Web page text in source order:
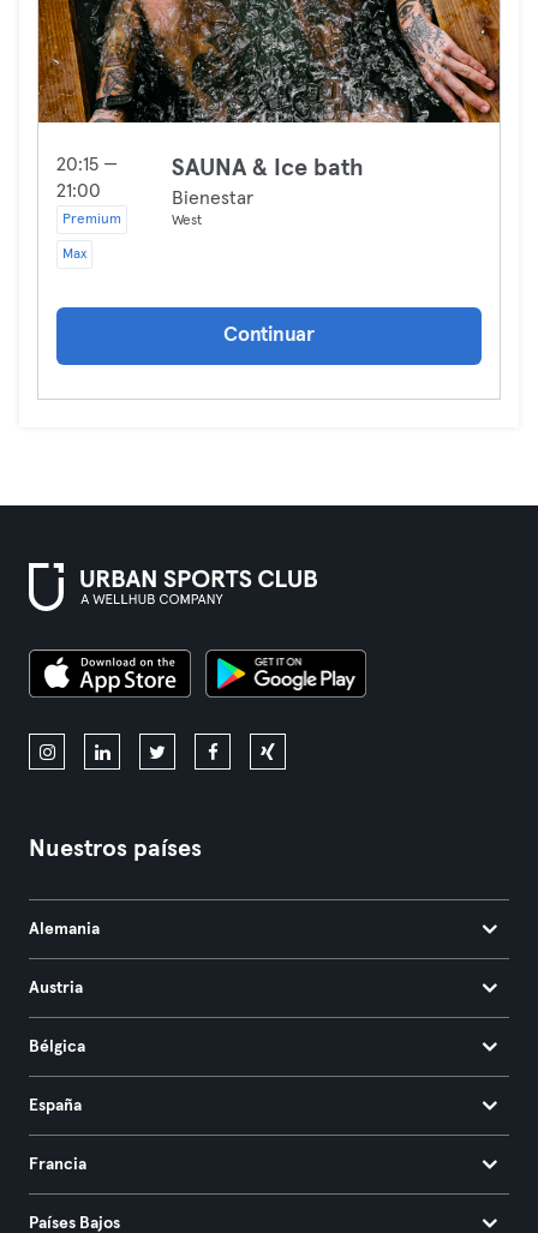
20:15 —
21:00
Premium
Max
SAUNA & Ice bath
Bienestar
West
Continuar
Nuestros países
Alemania
Austria
Bélgica
España
Francia
Países Bajos